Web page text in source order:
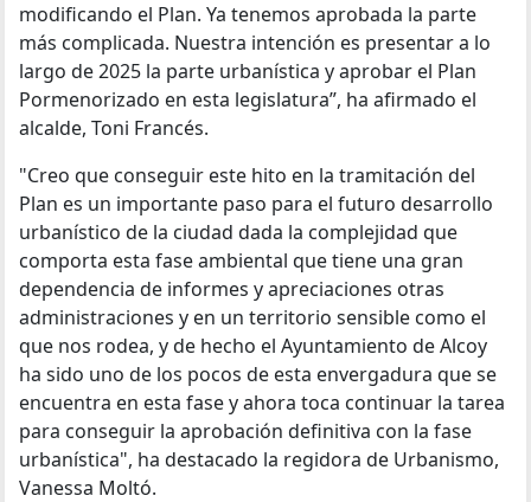
modificando el Plan. Ya tenemos aprobada la parte
más complicada. Nuestra intención es presentar a lo
largo de 2025 la parte urbanística y aprobar el Plan
Pormenorizado en esta legislatura”, ha afirmado el
alcalde, Toni Francés.
"Creo que conseguir este hito en la tramitación del
Plan es un importante paso para el futuro desarrollo
urbanístico de la ciudad dada la complejidad que
comporta esta fase ambiental que tiene una gran
dependencia de informes y apreciaciones otras
administraciones y en un territorio sensible como el
que nos rodea, y de hecho el Ayuntamiento de Alcoy
ha sido uno de los pocos de esta envergadura que se
encuentra en esta fase y ahora toca continuar la tarea
para conseguir la aprobación definitiva con la fase
urbanística", ha destacado la regidora de Urbanismo,
Vanessa Moltó.